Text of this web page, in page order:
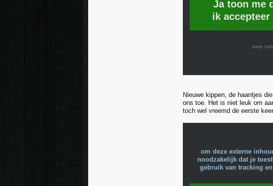
Ja toon me
ik
meer
Nieuwe kippen, de haantjes
ons toe. Het is niet leuk om
toch wel vreemd de eerste
om deze externe
noodzakelijk dat je
gebruik van tracking